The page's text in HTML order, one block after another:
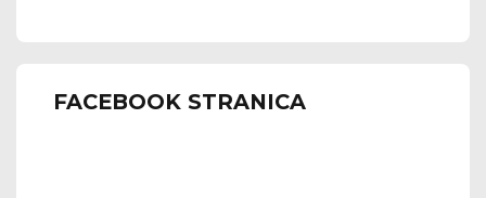
FACEBOOK STRANICA